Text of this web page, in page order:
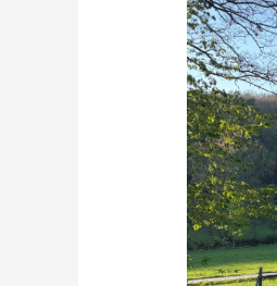
Blick
hinter
die
Kulissen
–
HU-
Stammtisch
bei
Biohof
Brand